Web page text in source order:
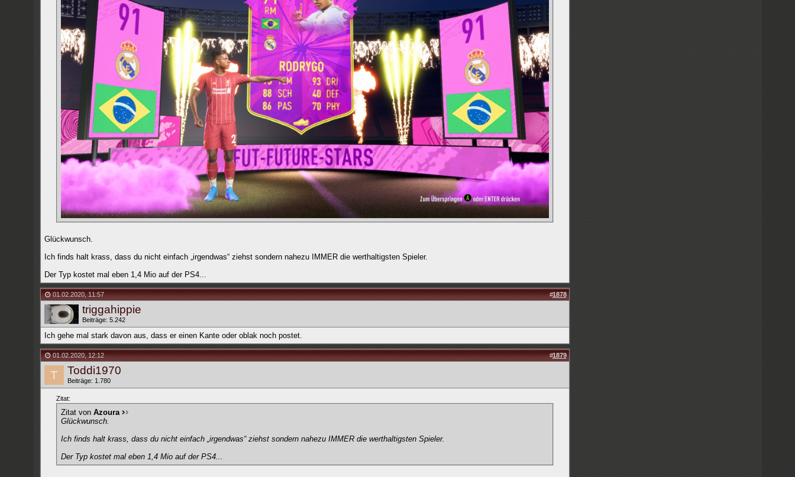
Glückwunsch.
Ich finds halt krass, dass du nicht einfach „irgendwas“ ziehst sondern nahezu IMMER die werthaltigsten Spieler.
Der Typ kostet mal eben 1,4 Mio auf der PS4...
01.02.2020,11:57 #1878
triggahippie
Beiträge: 5.242
Ich gehe mal stark davon aus, dass er einen Kante oder oblak noch postet.
01.02.2020,12:12 #1879
Toddi1970
Beiträge: 1.780
Zitat:
Zitat von Azoura
Glückwunsch.
Ich finds halt krass, dass du nicht einfach „irgendwas“ ziehst sondern nahezu IMMER die werthaltigsten Spieler.
Der Typ kostet mal eben 1,4 Mio auf der PS4...